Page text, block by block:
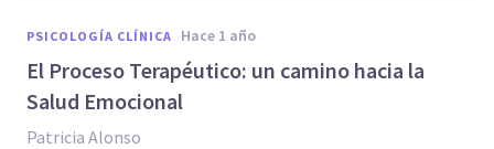
PSICOLOGÍA CLÍNICA hace 1 año
El Proceso Terapéutico: un camino hacia la
Salud Emocional
Patricia Alonso